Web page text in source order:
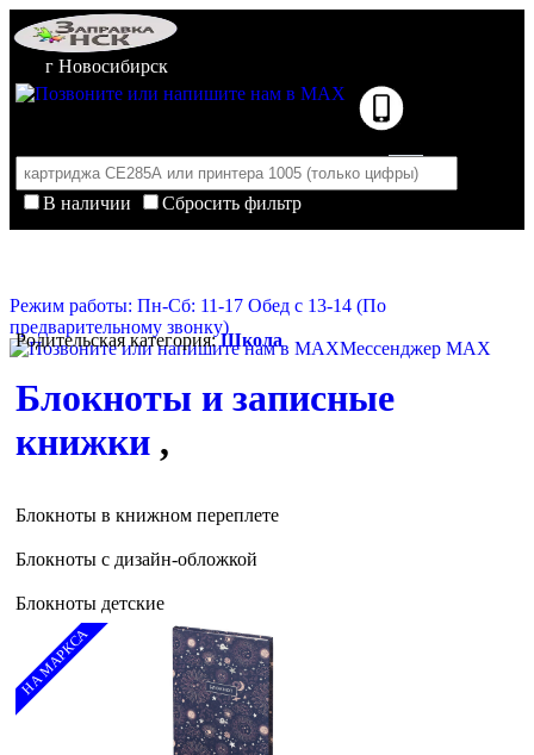
г Новосибирск
В наличии
Сбросить фильтр
Корзина пуста
Режим работы: Пн-Сб: 11-17 Обед с 13-14 (По
предварительному звонку)
Мессенджер MAX
Родительская категория:Школа
Блокноты и записные
книжки ,
Блокноты в книжном переплете
Блокноты с дизайн-обложкой
Блокноты детские
НА МАРКСА